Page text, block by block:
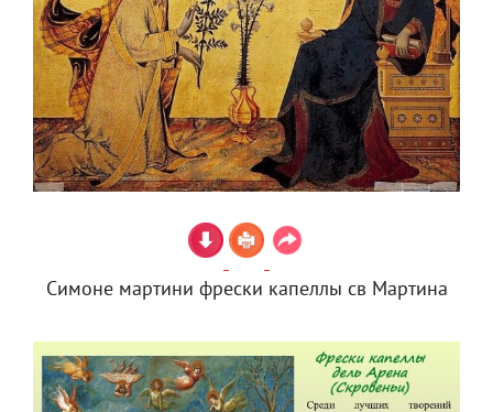
Симоне мартини фрески капеллы св Мартина